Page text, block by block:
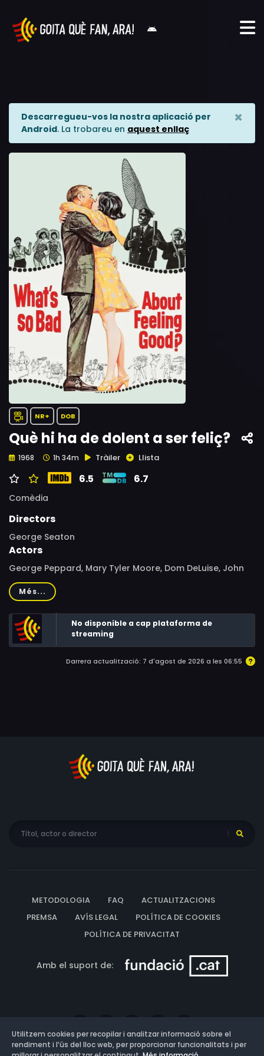
Descarregueu-vos la nostra aplicació per
Android. La trobareu en aquest enllaç
×
NR+ DOB
Què hi ha de dolent a ser feliç?
1968 1h 34m Tràiler Llista
6.5 6.7
Comèdia
Directors
George Seaton
Actors
George Peppard, Mary Tyler Moore, Dom DeLuise, John
McMartin, Nathaniel Frey, Charles Lane, Jeanne Arnold,
George Furth, Morty Gunty, Joe Ponazecki, Frank
Campanella, Susan Saint James, Don Stroud, Nat Polen,
Thelma Ritter, Franklin Cover, Cleavon Little, James
Noble, Paul Dooley, Salem Ludwig
Més...
No disponible a cap plataforma de
streaming
Darrera actualització: 7 d'agost de 2026 a les 06:55
METODOLOGIA FAQ
ACTUALITZACIONS
PREMSA
AVÍS LEGAL
POLÍTICA DE COOKIES
POLÍTICA DE PRIVACITAT
Amb el suport de:
Utilitzem cookies per recopilar i analitzar informació sobre el
rendiment i l’ús del lloc web, per proporcionar funcionalitats i per